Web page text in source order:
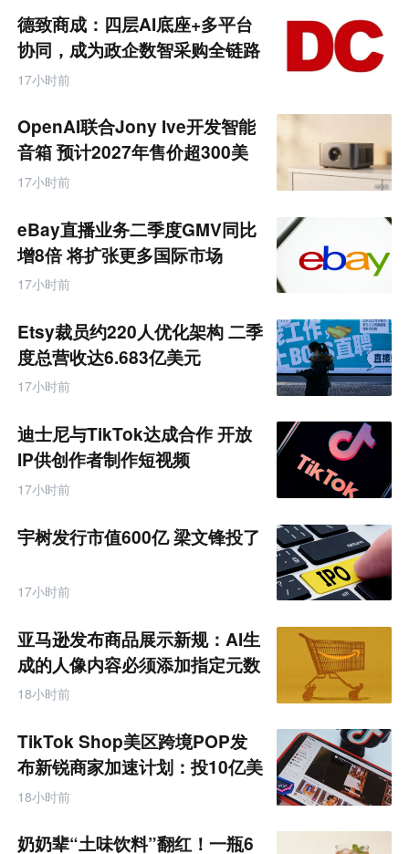
商
产
业
互
联
网
德致商成：四层AI底座+多平台
协同，成为政企数智采购全链路
服务商
17小时前
OpenAI联合Jony Ive开发智能
音箱 预计2027年售价超300美
元
17小时前
eBay直播业务二季度GMV同比
增8倍 将扩张更多国际市场
17小时前
Etsy裁员约220人优化架构 二季
度总营收达6.683亿美元
17小时前
迪士尼与TikTok达成合作 开放
IP供创作者制作短视频
17小时前
宇树发行市值600亿 梁文锋投了
17小时前
亚马逊发布商品展示新规：AI生
成的人像内容必须添加指定元数
据
18小时前
TikTok Shop美区跨境POP发
布新锐商家加速计划：投10亿美
金资源帮扶四类商家
18小时前
奶奶辈“土味饮料”翻红！一瓶6